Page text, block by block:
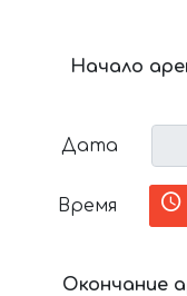
Начало
Дата
Время
Окончание